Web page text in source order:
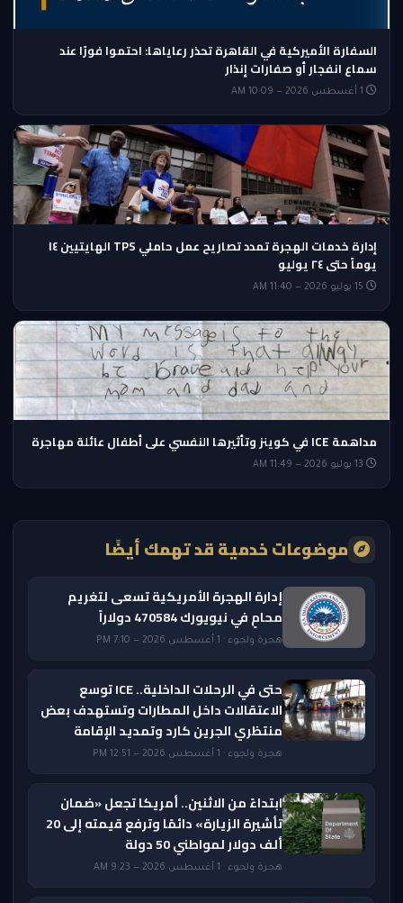
السفارة الأميركية في القاهرة تحذر رعاياها: احتموا فورًا عند
سماع انفجار أو صفارات إنذار
إدارة خدمات الهجرة تمدد تصاريح عمل حاملي TPS الهايتيين ١٤
يوماً حتى ٢٤ يوليو
مداهمة ICE في كوينز وتأثيرها النفسي على أطفال عائلة مهاجرة
موضوعات خدمية قد تهمك أيضًا
إدارة الهجرة الأمريكية تسعى لتغريم
محامٍ في نيويورك 470584 دولاراً
هجرة ولجوء · 1 أغسطس 2026 — 7:10 PM
حتى في الرحلات الداخلية.. ICE توسع
الاعتقالات داخل المطارات وتستهدف بعض
منتظري الجرين كارد وتمديد الإقامة
هجرة ولجوء · 1 أغسطس 2026 — 12:51 PM
ابتداءً من الاثنين.. أمريكا تجعل «ضمان
تأشيرة الزيارة» دائمًا وترفع قيمته إلى 20
ألف دولار لمواطني 50 دولة
هجرة ولجوء · 1 أغسطس 2026 — 9:23 AM